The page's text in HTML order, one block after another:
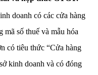
doanh có các cửa hàng
mã số thuế và mẫu hóa
có tiêu thức “Cửa hàng
kinh doanh và có đóng